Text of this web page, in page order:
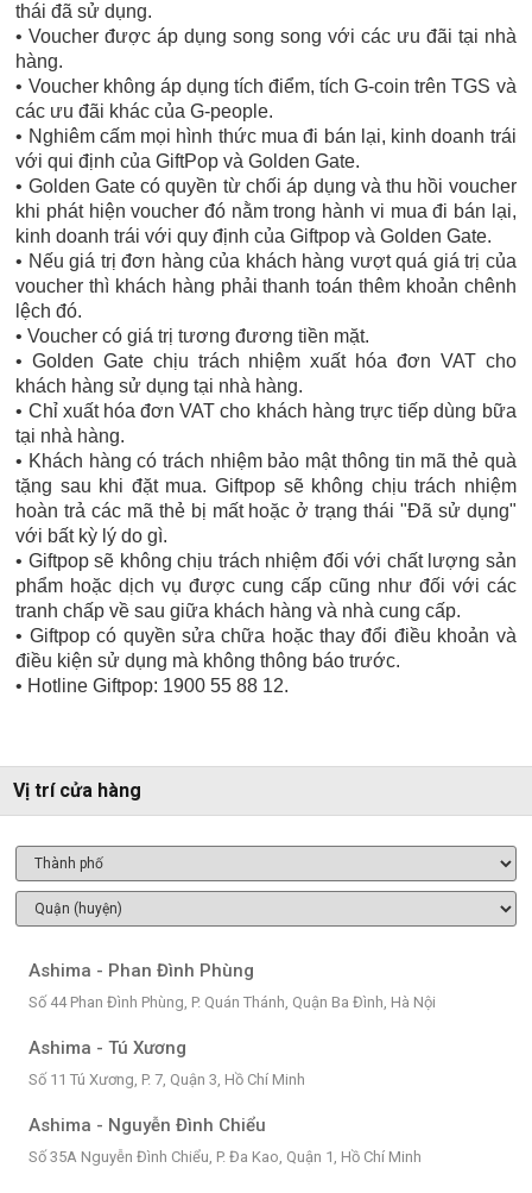
thái đã sử dụng.
• Voucher được áp dụng song song với các ưu đãi tại nhà
hàng.
• Voucher không áp dụng tích điểm, tích G-coin trên TGS và
các ưu đãi khác của G-people.
• Nghiêm cấm mọi hình thức mua đi bán lại, kinh doanh trái
với qui định của GiftPop và Golden Gate.
• Golden Gate có quyền từ chối áp dụng và thu hồi voucher
khi phát hiện voucher đó nằm trong hành vi mua đi bán lại,
kinh doanh trái với quy định của Giftpop và Golden Gate.
• Nếu giá trị đơn hàng của khách hàng vượt quá giá trị của
voucher thì khách hàng phải thanh toán thêm khoản chênh
lệch đó.
• Voucher có giá trị tương đương tiền mặt.
• Golden Gate chịu trách nhiệm xuất hóa đơn VAT cho
khách hàng sử dụng tại nhà hàng.
• Chỉ xuất hóa đơn VAT cho khách hàng trực tiếp dùng bữa
tại nhà hàng.
• Khách hàng có trách nhiệm bảo mật thông tin mã thẻ quà
tặng sau khi đặt mua. Giftpop sẽ không chịu trách nhiệm
hoàn trả các mã thẻ bị mất hoặc ở trạng thái "Đã sử dụng"
với bất kỳ lý do gì.
• Giftpop sẽ không chịu trách nhiệm đối với chất lượng sản
phẩm hoặc dịch vụ được cung cấp cũng như đối với các
tranh chấp về sau giữa khách hàng và nhà cung cấp.
• Giftpop có quyền sửa chữa hoặc thay đổi điều khoản và
điều kiện sử dụng mà không thông báo trước.
• Hotline Giftpop: 1900 55 88 12.
Vị trí cửa hàng
Ashima - Phan Đình Phùng
Số 44 Phan Đình Phùng, P. Quán Thánh, Quận Ba Đình, Hà Nội
Ashima - Tú Xương
Số 11 Tú Xương, P. 7, Quận 3, Hồ Chí Minh
Ashima - Nguyễn Đình Chiểu
Số 35A Nguyễn Đình Chiểu, P. Đa Kao, Quận 1, Hồ Chí Minh